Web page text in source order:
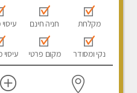
מקלחת חניה חינם
נקי ומסודר מקום פרטי עיסוי